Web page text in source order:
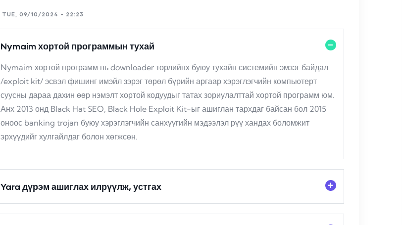
TUE, 09/10/2024 - 22:23
Nymaim хортой программын тухай
Nymaim хортой программ нь downloader төрлийнх буюу тухайн системийн эмзэг байдал
/exploit kit/ эсвэл фишинг имэйл зэрэг төрөл бүрийн аргаар хэрэглэгчийн компьютерт
суусны дараа дахин өөр нэмэлт хортой кодуудыг татах зориулалттай хортой программ юм.
Анх 2013 онд Black Hat SEO, Black Hole Exploit Kit-ыг ашиглан тархдаг байсан бол 2015
оноос banking trojan буюу хэрэглэгчийн санхүүгийн мэдээлэл рүү хандах боломжит
эрхүүдийг хулгайлдаг болон хөгжсөн.
Yara дүрэм ашиглах илрүүлж, устгах